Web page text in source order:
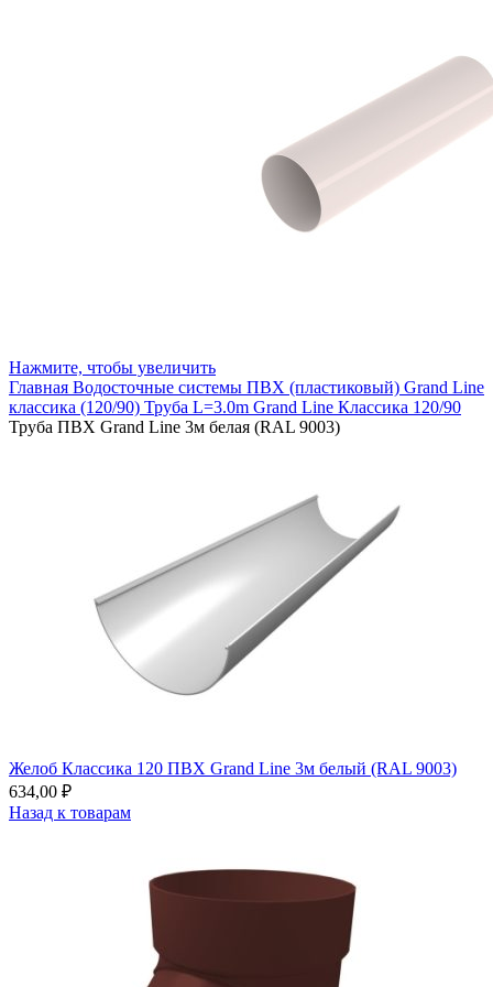
Нажмите, чтобы увеличить
Главная Водосточные системы ПВХ (пластиковый) Grand Line
классика (120/90) Труба L=3.0m Grand Line Классика 120/90
Труба ПВХ Grand Line 3м белая (RAL 9003)
Желоб Классика 120 ПВХ Grand Line 3м белый (RAL 9003)
634,00 ₽
Назад к товарам